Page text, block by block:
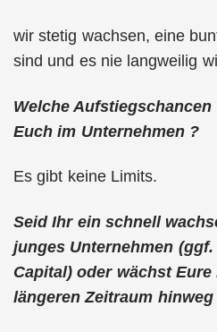
wir stetig wachsen, eine
sind und es nie langweilig
Welche
Euch im Unternehmen ?
Es gibt keine Limits.
Seid Ihr ein schnell
junges Unternehmen
Capital) oder wächst
längeren Zeitraum hinweg